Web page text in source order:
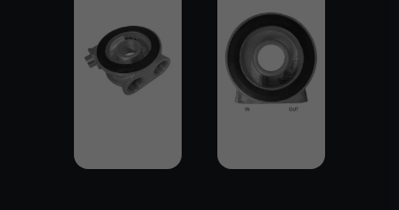
Maskiner och tekniska system med begränsat
utrymme
Frakt & Leverans
Snabb leverans och fri frakt över 1995 kr inom Sverige.
Alla produkter skickas spårbart och packas säkert.
Vill du veta mer om installation eller kompatibilitet?